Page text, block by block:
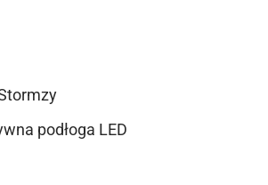
podłoga LED